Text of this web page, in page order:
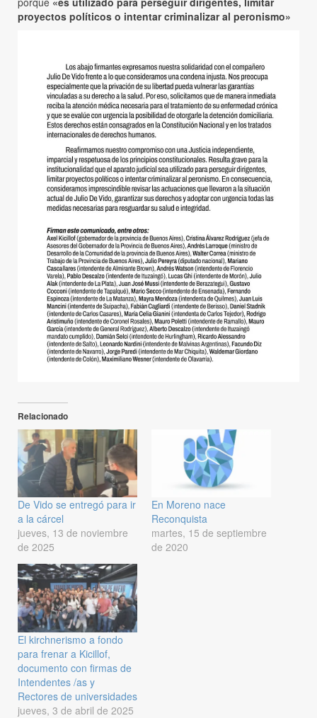
proyectos políticos o intentar criminalizar al peronismo»
Relacionado
De Vido se entregó para ir
a la cárcel
jueves, 13 de noviembre
de 2025
En Moreno nace
Reconquista
martes, 15 de septiembre
de 2020
El kirchnerismo a fondo
para frenar a Kicillof,
documento con firmas de
Intendentes /as y
Rectores de universidades
jueves, 3 de abril de 2025